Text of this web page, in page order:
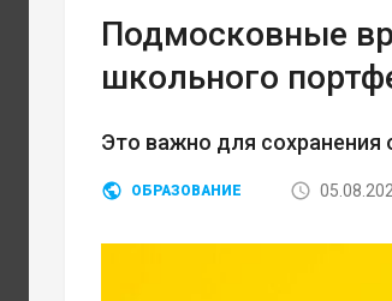
Подмосковные
школьного
Это важно для сохранения
ОБРАЗОВАНИЕ